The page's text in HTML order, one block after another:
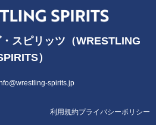
スピリッツ（WRESTLING
）
spirits.jp
利用規約プライバシーポリシー